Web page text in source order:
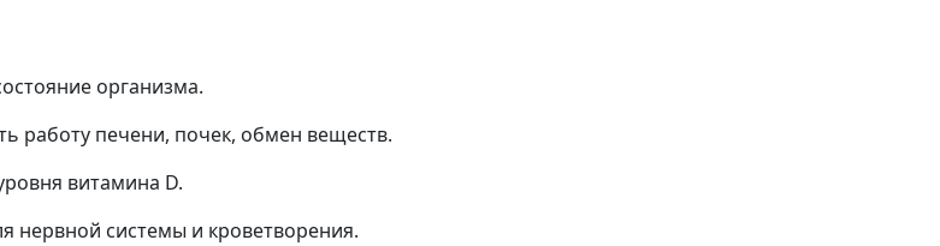
организма.
работу печени, почек, обмен веществ.
витамина D.
нервной системы и кроветворения.